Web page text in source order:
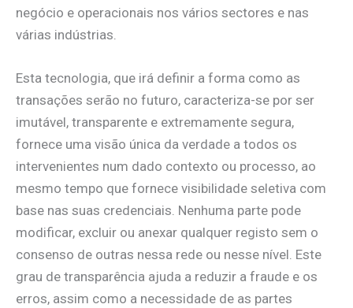
negócio e operacionais nos vários sectores e nas
várias indústrias.
Esta tecnologia, que irá definir a forma como as
transações serão no futuro, caracteriza-se por ser
imutável, transparente e extremamente segura,
fornece uma visão única da verdade a todos os
intervenientes num dado contexto ou processo, ao
mesmo tempo que fornece visibilidade seletiva com
base nas suas credenciais. Nenhuma parte pode
modificar, excluir ou anexar qualquer registo sem o
consenso de outras nessa rede ou nesse nível. Este
grau de transparência ajuda a reduzir a fraude e os
erros, assim como a necessidade de as partes